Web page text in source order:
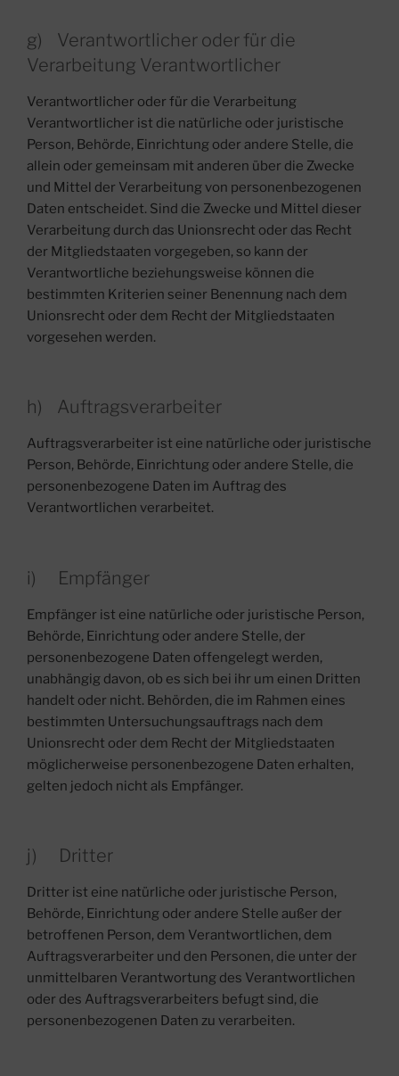
g) Verantwortlicher oder für die
Verarbeitung Verantwortlicher
Verantwortlicher oder für die Verarbeitung
Verantwortlicher ist die natürliche oder juristische
Person, Behörde, Einrichtung oder andere Stelle, die
allein oder gemeinsam mit anderen über die Zwecke
und Mittel der Verarbeitung von personenbezogenen
Daten entscheidet. Sind die Zwecke und Mittel dieser
Verarbeitung durch das Unionsrecht oder das Recht
der Mitgliedstaaten vorgegeben, so kann der
Verantwortliche beziehungsweise können die
bestimmten Kriterien seiner Benennung nach dem
Unionsrecht oder dem Recht der Mitgliedstaaten
vorgesehen werden.
h) Auftragsverarbeiter
Auftragsverarbeiter ist eine natürliche oder juristische
Person, Behörde, Einrichtung oder andere Stelle, die
personenbezogene Daten im Auftrag des
Verantwortlichen verarbeitet.
i) Empfänger
Empfänger ist eine natürliche oder juristische Person,
Behörde, Einrichtung oder andere Stelle, der
personenbezogene Daten offengelegt werden,
unabhängig davon, ob es sich bei ihr um einen Dritten
handelt oder nicht. Behörden, die im Rahmen eines
bestimmten Untersuchungsauftrags nach dem
Unionsrecht oder dem Recht der Mitgliedstaaten
möglicherweise personenbezogene Daten erhalten,
gelten jedoch nicht als Empfänger.
j) Dritter
Dritter ist eine natürliche oder juristische Person,
Behörde, Einrichtung oder andere Stelle außer der
betroffenen Person, dem Verantwortlichen, dem
Auftragsverarbeiter und den Personen, die unter der
unmittelbaren Verantwortung des Verantwortlichen
oder des Auftragsverarbeiters befugt sind, die
personenbezogenen Daten zu verarbeiten.